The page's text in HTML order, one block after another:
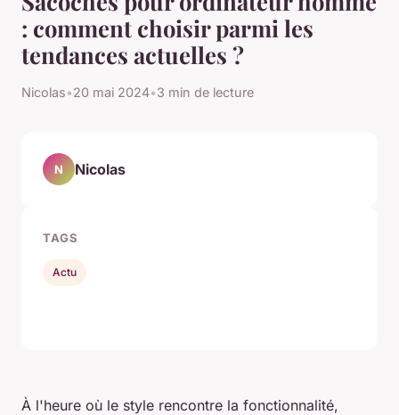
: comment choisir parmi les
tendances actuelles ?
Nicolas•20 mai 2024•3 min de lecture
À l'heure où le style rencontre la fonctionnalité,
N Nicolas
TAGS
Actu